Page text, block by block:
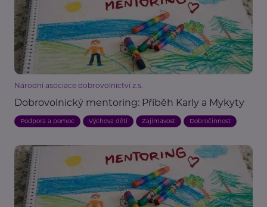
Národní asociace dobrovolnictví z.s.
Dobrovolnický mentoring: Příběh Karly a Mykyty
Podpora a pomoc Výchova dětí Zajímavost Dobročinnost